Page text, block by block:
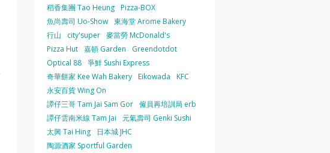
稻香集團 Tao Heung Pizza-BOX
魚尚壽司 Uo-Show 東海堂 Arome Bakery
行山
city'super 麥當勞 McDonald's
Pizza Hut 嘉頓 Garden
Greendotdot
Optical 88 爭鮮 Sushi Express
奇華餅家 Kee Wah Bakery Eikowada
KFC
永安百貨 Wing On
譚仔三哥 Tam Jai Sam Gor 僱員再培訓局 erb
譚仔雲南米線 Tam Jai
元氣壽司 Genki Sushi
太興 Tai Hing
日本城 JHC
陶源酒家 Sportful Garden